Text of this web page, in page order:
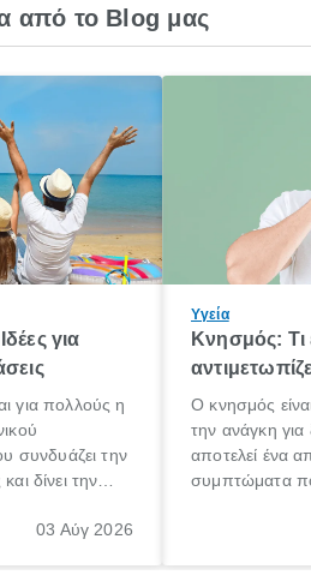
από το Blog μας
για
για πολλούς η
συνδυάζει την
δίνει την
μέρες
03 Αύγ 2026
Υγεία
Κνησμός: Τι
Ο κνησμός
την ανάγκη για
αποτελεί ένα
συμπτώματα
πληροφορίες